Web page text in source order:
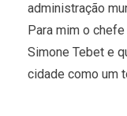
administração
Para mim o
Simone Tebet e
cidade como um